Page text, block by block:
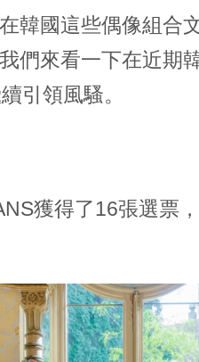
韓國這些偶像組合
們來看一下在近期
引領風騷。
獲得了16張選票